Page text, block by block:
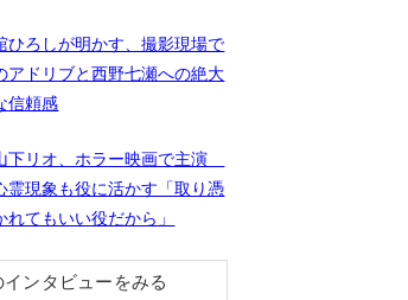
ひろしが明かす、撮影現場で
アドリブと西野七瀬への絶大
信頼感
下リオ、ホラー映画で主演
霊現象も役に活かす「取り憑
れてもいい役だから」
ンタビューをみる